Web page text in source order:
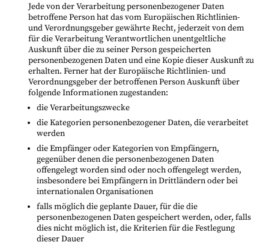
Jede von der Verarbeitung personenbezogener Daten
betroffene Person hat das vom Europäischen Richtlinien-
und Verordnungsgeber gewährte Recht, jederzeit von dem
für die Verarbeitung Verantwortlichen unentgeltliche
Auskunft über die zu seiner Person gespeicherten
personenbezogenen Daten und eine Kopie dieser Auskunft zu
erhalten. Ferner hat der Europäische Richtlinien- und
Verordnungsgeber der betroffenen Person Auskunft über
folgende Informationen zugestanden:
die Verarbeitungszwecke
die Kategorien personenbezogener Daten, die verarbeitet
werden
die Empfänger oder Kategorien von Empfängern,
gegenüber denen die personenbezogenen Daten
offengelegt worden sind oder noch offengelegt werden,
insbesondere bei Empfängern in Drittländern oder bei
internationalen Organisationen
falls möglich die geplante Dauer, für die die
personenbezogenen Daten gespeichert werden, oder, falls
dies nicht möglich ist, die Kriterien für die Festlegung
dieser Dauer